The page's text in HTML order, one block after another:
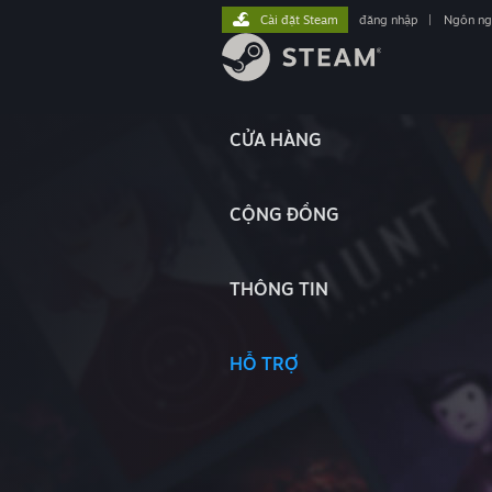
CỬA HÀNG
CỘNG ĐỒNG
THÔNG TIN
HỖ TRỢ
Cài đặt Steam đăng nhập Ngôn